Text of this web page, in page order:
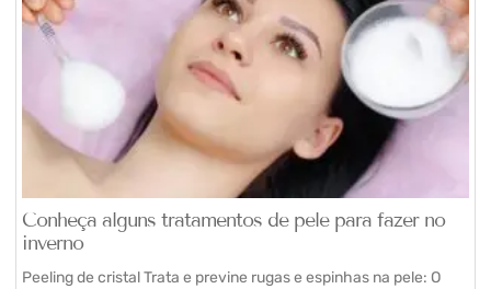
Conheça alguns tratamentos de pele para fazer no
inverno
Peeling de cristal Trata e previne rugas e espinhas na pele: O